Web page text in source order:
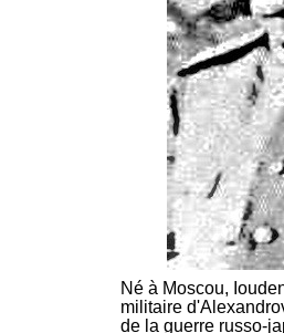
Né à Moscou,
militaire
de la guerre russo-